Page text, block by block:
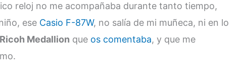
reloj no me acompañaba durante tanto tiempo,
ese Casio F-87W, no salía de mi muñeca, ni en lo
Ricoh Medallion que os comentaba, y que me